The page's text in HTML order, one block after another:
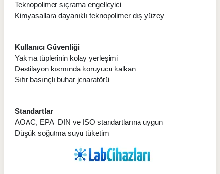
Teknopolimer sıçrama engelleyici
Kimyasallara dayanıklı teknopolimer dış yüzey
Kullanıcı Güvenliği
Yakma tüplerinin kolay yerleşimi
Destilayon kısmında koruyucu kalkan
Sıfır basınçlı buhar jenaratörü
Standartlar
AOAC, EPA, DIN ve ISO standartlarına uygun
Düşük soğutma suyu tüketimi